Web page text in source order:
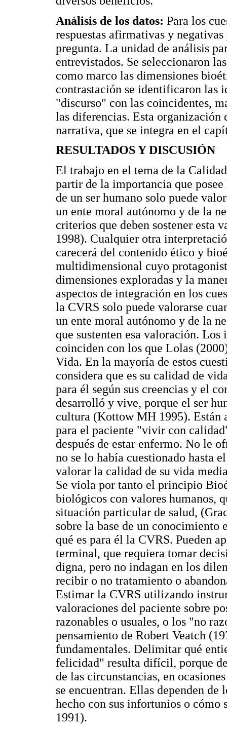
Análisis de los datos: Para los
respuestas afirmativas y
pregunta. La unidad de análisis
entrevistados. Se seleccionaron
como marco las dimensiones
contrastación se identificaron las
"discurso" con las coincidentes,
las diferencias. Esta
narrativa, que se integra en el
RESULTADOS Y DISCUSIÓN
El trabajo en el tema de la
partir de la importancia que
de un ser humano solo puede
un ente moral autónomo y de la
criterios que deben sostener esta
1998). Cualquier otra
carecerá del contenido ético y
multidimensional cuyo
dimensiones exploradas y la
aspectos de integración en los
la CVRS solo puede valorarse
un ente moral autónomo y de la
que sustenten esa valoración.
coinciden con los que Lolas
Vida. En la mayoría de estos
considera que es su calidad de
para él según sus creencias y el
desarrolló y vive, porque el ser
cultura (Kottow MH 1995). Están
para el paciente "vivir con
después de estar enfermo. No le
no se lo había cuestionado hasta
valorar la calidad de su vida
Se viola por tanto el principio
biológicos con valores humanos,
situación particular de salud,
sobre la base de un conocimiento
qué es para él la CVRS. Pueden
terminal, que requiera tomar
digna, pero no indagan en los
recibir o no tratamiento o
Estimar la CVRS utilizando
valoraciones del paciente sobre
razonables o usuales, o los "no
pensamiento de Robert Veatch
fundamentales. Delimitar qué
felicidad" resulta difícil, porque
de las circunstancias, en
se encuentran. Ellas dependen
hecho con sus infortunios o cómo
1991).